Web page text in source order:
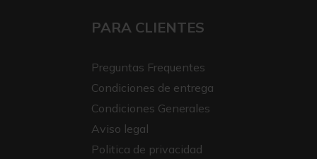
PARA CLIENTES
Preguntas Frequentes
Condiciones de entrega
Condiciones Generales
Aviso legal
Politica de privacidad